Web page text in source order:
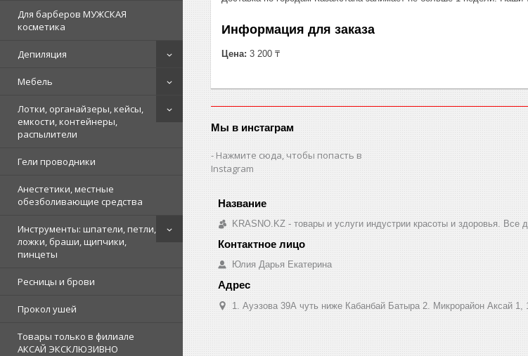
Для барберов МУЖСКАЯ
косметика
Депиляция
Мебель
Лотки, органайзеры, кейсы,
емкости, контейнеры,
распылители
Гели проводники
Анестетики, местные
обезболивающие средства
Инструменты: шпатели, петли,
ложки, браши, щипчики,
пинцеты
Ресницы и брови
Прокол ушей
Товары только в филиале
АКСАЙ ЭКСКЛЮЗИВНО
Информация для заказа
Цена: 3 200 ₸
Мы в инстаграм
Нажмите сюда, чтобы попасть в
Instagram
KRASNO.KZ - товары и услуги индустрии красоты и здоровья. Все
Юлия Дарья Екатерина
1. Ауэзова 39А чуть ниже Кабанбай Батыра ㅤㅤㅤㅤㅤㅤㅤㅤㅤㅤㅤㅤㅤㅤ2.